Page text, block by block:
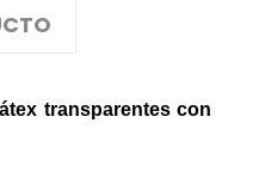
transparentes con